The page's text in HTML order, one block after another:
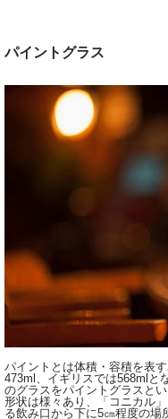
パイントグラス
パイントとは体積・容積を表
473ml、イギリスでは568mlと
のグラスをパイントグラスとい
形状は様々あり、「コニカル
る飲み口から下に5㎝程度の場